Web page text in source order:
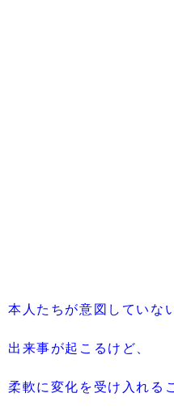
本人たちが意図していな
出来事が起こるけど、
柔軟に変化を受け入れる